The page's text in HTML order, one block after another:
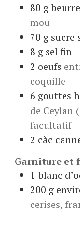
80 gbeurre
mou
70 g sucre
8 g sel fin
2 oeufs
coquille
6 gouttes
de Ceylan
facultatif
2 càc
Garniture et
1 blanc
200 g
cerises,